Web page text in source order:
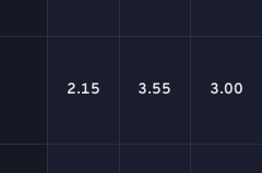
2.15 3.55 3.00